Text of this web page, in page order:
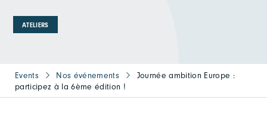
ATELIERS
Events Nos événements
Journée ambition Europe :
participez à la 6ème édition !